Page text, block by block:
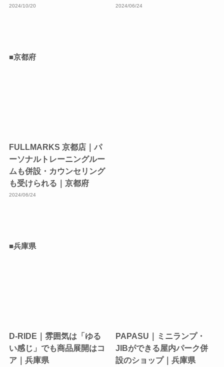
2024/10/20 2024/06/24
■京都府
FULLMARKS 京都店｜パ
ーソナルトレーニングルー
ムも併設・カウンセリング
も受けられる｜京都府
2024/06/24
■兵庫県
D-RIDE｜雰囲気は「ゆる
い感じ」でも商品展開はコ
ア｜兵庫県
PAPASU｜ミニランプ・
JIBができる屋内パーク併
設のショップ｜兵庫県